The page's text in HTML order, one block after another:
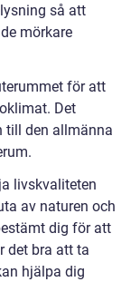
så att
mörkare
för att
Det
till den allmänna
livskvaliteten
av naturen och
dig för att
det bra att ta
hjälpa dig